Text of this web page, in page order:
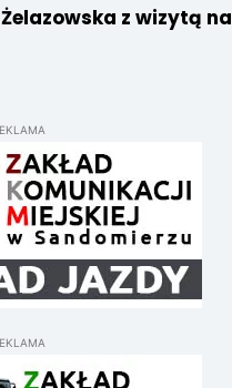
z wizytą na